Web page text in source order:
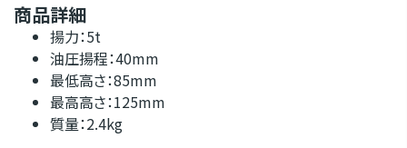
商品詳細
揚力：5t
油圧揚程：40mm
最低高さ：85mm
最高高さ：125mm
質量：2.4kg